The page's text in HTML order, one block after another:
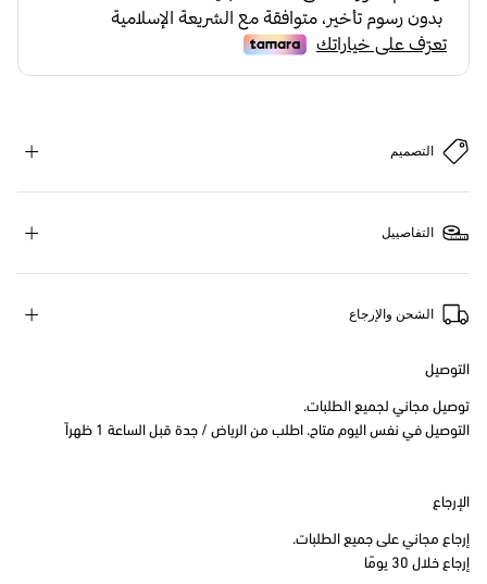
التصميم
التفاصييل
الشحن والإرجاع
التوصيل
توصيل مجاني لجميع الطلبات.
التوصيل في نفس اليوم متاح. اطلب من الرياض / جدة قبل الساعة 1 ظهراً
الإرجاع
إرجاع مجاني على جميع الطلبات.
إرجاع خلال 30 يومًا